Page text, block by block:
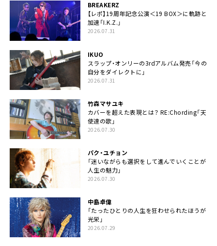
BREAKERZ
【レポ】19周年記念公演＜19 BOX＞に軌跡と
加速「I.K.Z.」
2026.07.31
IKUO
スラップ・オンリーの3rdアルバム発売「今の
自分をダイレクトに」
2026.07.31
竹森マサユキ
カバーを超えた表現とは？ RE:Chording「天
使達の歌」
2026.07.30
パク・ユチョン
「迷いながらも選択をして進んでいくことが
人生の魅力」
2026.07.30
中島卓偉
「たったひとりの人生を狂わせられたほうが
光栄」
2026.07.29